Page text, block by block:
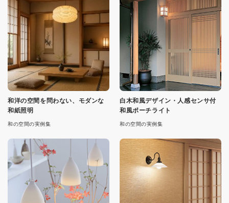
和洋の空間を問わない、モダンな
和紙照明
和の空間の実例集
白木和風デザイン・人感センサ付
和風ポーチライト
和の空間の実例集